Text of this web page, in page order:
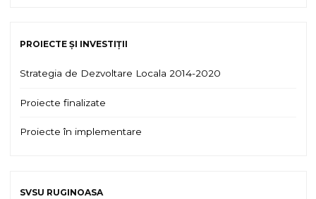
PROIECTE ȘI INVESTIȚII
Strategia de Dezvoltare Locala 2014-2020
Proiecte finalizate
Proiecte în implementare
SVSU RUGINOASA